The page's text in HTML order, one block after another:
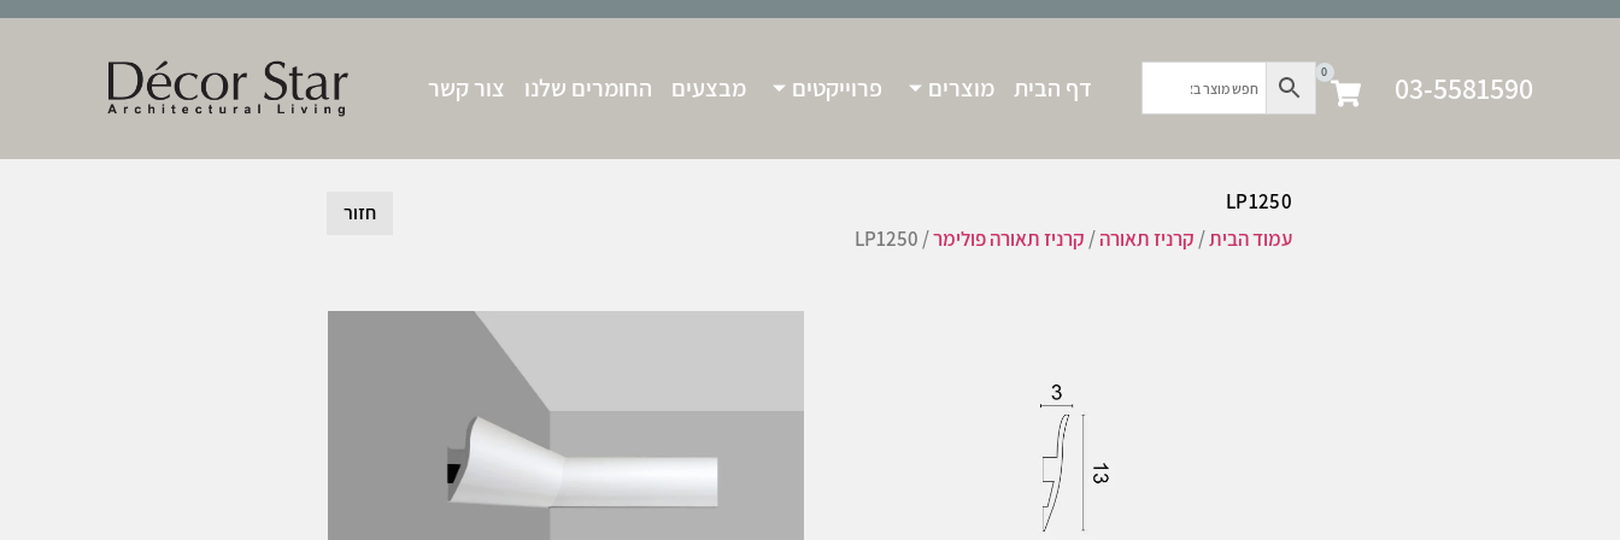
03-5581590
0
דף הבית מוצרים פרוייקטים מבצעים החומרים שלנו צור קשר
LP1250
עמוד הבית/ קרניז תאורה/ קרניז תאורה פולימר/ LP1250
חזור